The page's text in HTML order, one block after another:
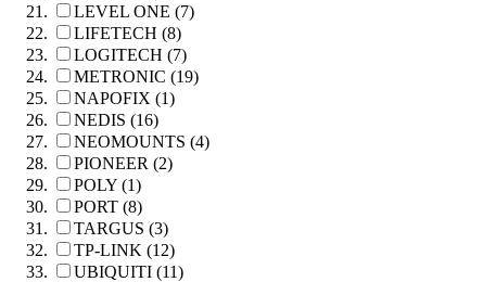
LEVEL ONE (7)
LIFETECH (8)
LOGITECH (7)
METRONIC (19)
NAPOFIX (1)
NEDIS (16)
NEOMOUNTS (4)
PIONEER (2)
POLY (1)
PORT (8)
TARGUS (3)
TP-LINK (12)
UBIQUITI (11)